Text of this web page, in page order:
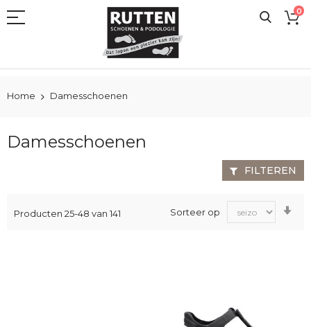
naar
0
Home Damesschoenen
Damesschoenen
Producten 25-48 van 141 Sorteer op
FILTEREN